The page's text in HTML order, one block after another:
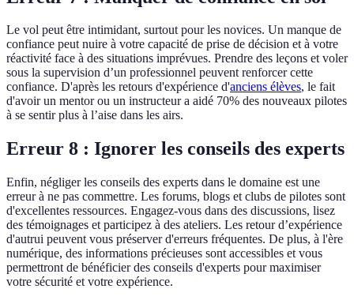
Le vol peut être intimidant, surtout pour les novices. Un manque de
confiance peut nuire à votre capacité de prise de décision et à votre
réactivité face à des situations imprévues. Prendre des leçons et voler
sous la supervision d’un professionnel peuvent renforcer cette
confiance. D'après les retours d'expérience d'anciens élèves, le fait
d'avoir un mentor ou un instructeur a aidé 70% des nouveaux pilotes
à se sentir plus à l’aise dans les airs.
Erreur 8 : Ignorer les conseils des experts
Enfin, négliger les conseils des experts dans le domaine est une
erreur à ne pas commettre. Les forums, blogs et clubs de pilotes sont
d'excellentes ressources. Engagez-vous dans des discussions, lisez
des témoignages et participez à des ateliers. Les retour d’expérience
d'autrui peuvent vous préserver d'erreurs fréquentes. De plus, à l'ère
numérique, des informations précieuses sont accessibles et vous
permettront de bénéficier des conseils d'experts pour maximiser
votre sécurité et votre expérience.